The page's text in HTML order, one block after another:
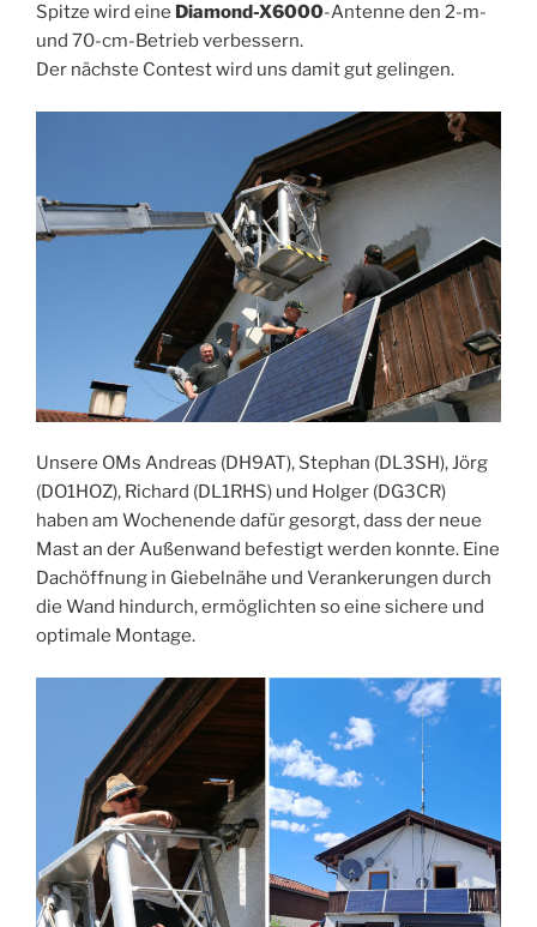
Spitze wird eine Diamond-X6000-Antenne den 2-m-
und 70-cm-Betrieb verbessern.
Der nächste Contest wird uns damit gut gelingen.
Unsere OMs Andreas (DH9AT), Stephan (DL3SH), Jörg
(DO1HOZ), Richard (DL1RHS) und Holger (DG3CR)
haben am Wochenende dafür gesorgt, dass der neue
Mast an der Außenwand befestigt werden konnte. Eine
Dachöffnung in Giebelnähe und Verankerungen durch
die Wand hindurch, ermöglichten so eine sichere und
optimale Montage.